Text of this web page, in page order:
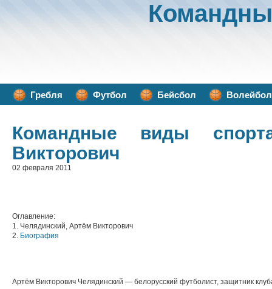
Гребля Футбол Бейсбол Волейбол
Командные виды
Викторович
02 февраля 2011
Оглавление:
1. Челядинский, Артём Викторович
2. Биография
Артём Викторович Челядинский — белорусский футболист, защитник